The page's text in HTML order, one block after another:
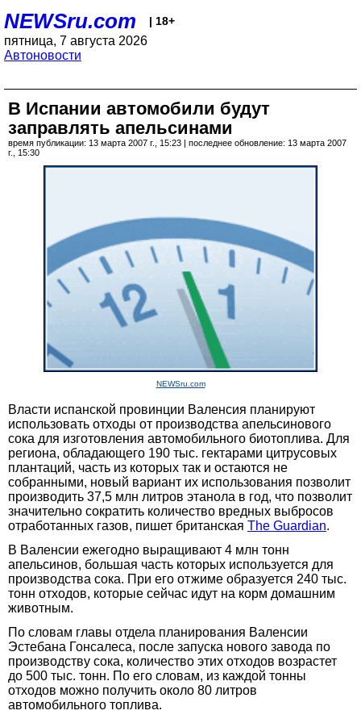
NEWSru.com | 18+
пятница, 7 августа 2026
Автоновости
В Испании автомобили будут
заправлять апельсинами
время публикации: 13 марта 2007 г., 15:23 | последнее обновление: 13 марта 2007
г., 15:30
NEWSru.com
Власти испанской провинции Валенсия планируют
использовать отходы от производства апельсинового
сока для изготовления автомобильного биотоплива. Для
региона, обладающего 190 тыс. гектарами цитрусовых
плантаций, часть из которых так и остаются не
собранными, новый вариант их использования позволит
производить 37,5 млн литров этанола в год, что позволит
значительно сократить количество вредных выбросов
отработанных газов, пишет британская The Guardian.
В Валенсии ежегодно выращивают 4 млн тонн
апельсинов, большая часть которых используется для
производства сока. При его отжиме образуется 240 тыс.
тонн отходов, которые сейчас идут на корм домашним
животным.
По словам главы отдела планирования Валенсии
Эстебана Гонсалеса, после запуска нового завода по
производству сока, количество этих отходов возрастет
до 500 тыс. тонн. По его словам, из каждой тонны
отходов можно получить около 80 литров
автомобильного топлива.